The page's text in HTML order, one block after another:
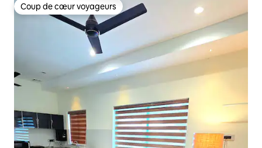
Coup de cœur voyageurs
Coup de cœur voyageurs